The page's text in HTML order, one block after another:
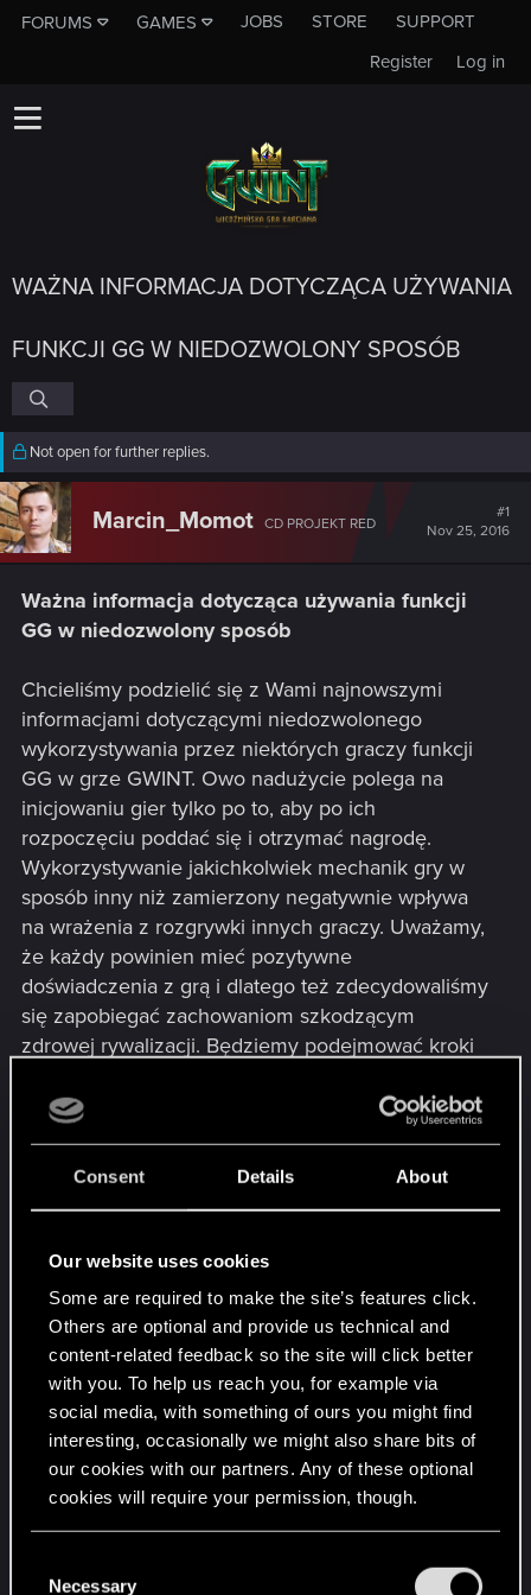
Consent Details About
Our website uses cookies
Some are required to make the site’s features click.
Others are optional and provide us technical and
content-related feedback so the site will click better
with you. To help us reach you, for example via
social media, with something of ours you might find
interesting, occasionally we might also share bits of
our cookies with our partners. Any of these optional
cookies will require your permission, though.
and tweak your preferences regarding them in the
Necessary
FORUMS GAMES JOBS STORE
SUPPORT
Log in
Register
WAŻNA INFORMACJA DOTYCZĄCA UŻYWANIA
FUNKCJI GG W NIEDOZWOLONY SPOSÓB
Not open for further replies.
Marcin_Momot CD PROJEKT RED
#1
Nov 25, 2016
Ważna informacja dotycząca używania funkcji
GG w niedozwolony sposób
Chcieliśmy podzielić się z Wami najnowszymi
informacjami dotyczącymi niedozwolonego
wykorzystywania przez niektórych graczy funkcji
GG w grze GWINT. Owo nadużycie polega na
inicjowaniu gier tylko po to, aby po ich
rozpoczęciu poddać się i otrzymać nagrodę.
Wykorzystywanie jakichkolwiek mechanik gry w
sposób inny niż zamierzony negatywnie wpływa
na wrażenia z rozgrywki innych graczy. Uważamy,
że każdy powinien mieć pozytywne
doświadczenia z grą i dlatego też zdecydowaliśmy
się zapobiegać zachowaniom szkodzącym
zdrowej rywalizacji. Będziemy podejmować kroki
wielokrotnie i ewidentnie wykorzystują
mechanizmy gry w sposób niedozwolony (co
widać po logach gry). Jeżeli ktoś rzadko, lub co
dotyczące błędów oraz problemów z poprawnym
nam one stale ulepszać nasz produkt, a o to
przecież chodzi w becie.
Wszelkie kwestie dotyczące wyżej opisanych
przypadków są dokładnie zaadresowane w
Umowie użytkownika, w sekcji 9., punktach 3., 4.
oraz 5., a także w punkcie 12.
R
McBobek